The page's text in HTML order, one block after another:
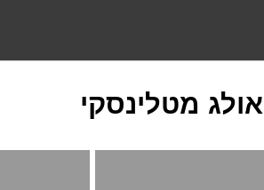
אולג מטלינסקי